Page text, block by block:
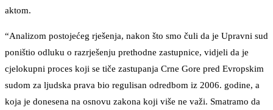
aktom.
“Analizom postojećeg rješenja, nakon što smo čuli da je Upravni sud
poništio odluku o razrješenju prethodne zastupnice, vidjeli da je
cjelokupni proces koji se tiče zastupanja Crne Gore pred Evropskim
sudom za ljudska prava bio regulisan odredbom iz 2006. godine, a
koja je donesena na osnovu zakona koji više ne važi. Smatramo da